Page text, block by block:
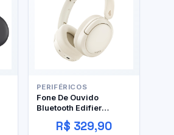
PERIFÉRICOS
Fone De Ouvido
Bluetooth Edifier
W800BT Pro
R$ 329,90